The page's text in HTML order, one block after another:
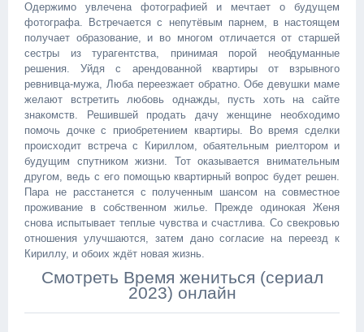
Одержимо увлечена фотографией и мечтает о будущем
фотографа. Встречается с непутёвым парнем, в настоящем
получает образование, и во многом отличается от старшей
сестры из турагентства, принимая порой необдуманные
решения. Уйдя с арендованной квартиры от взрывного
ревнивца-мужа, Люба переезжает обратно. Обе девушки маме
желают встретить любовь однажды, пусть хоть на сайте
знакомств. Решившей продать дачу женщине необходимо
помочь дочке с приобретением квартиры. Во время сделки
происходит встреча с Кириллом, обаятельным риелтором и
будущим спутником жизни. Тот оказывается внимательным
другом, ведь с его помощью квартирный вопрос будет решен.
Пара не расстанется с полученным шансом на совместное
проживание в собственном жилье. Прежде одинокая Женя
снова испытывает теплые чувства и счастлива. Со свекровью
отношения улучшаются, затем дано согласие на переезд к
Кириллу, и обоих ждёт новая жизнь.
Смотреть Время жениться (сериал
2023) онлайн